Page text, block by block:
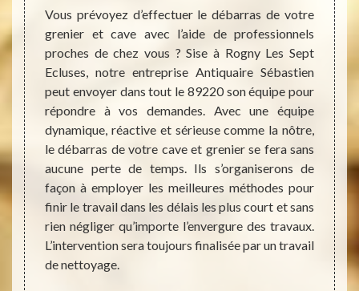
plus
Cela
en
de
vous
de
Vous prévoyez d’effectuer le débarras de votre
grenier et cave avec l’aide de professionnels
proches de chez vous ? Sise à Rogny Les Sept
Ecluses, notre entreprise Antiquaire Sébastien
peut envoyer dans tout le 89220 son équipe pour
répondre à vos demandes. Avec une équipe
dynamique, réactive et sérieuse comme la nôtre,
le débarras de votre cave et grenier se fera sans
aucune perte de temps. Ils s’organiserons de
façon à employer les meilleures méthodes pour
finir le travail dans les délais les plus court et sans
rien négliger qu’importe l’envergure des travaux.
L’intervention sera toujours finalisée par un travail
de nettoyage.
Par
qui
que
sont
pas
est